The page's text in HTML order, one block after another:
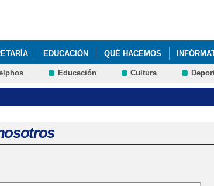
EDUCACIÓN QUÉ HACEMOS
Educación Cultura